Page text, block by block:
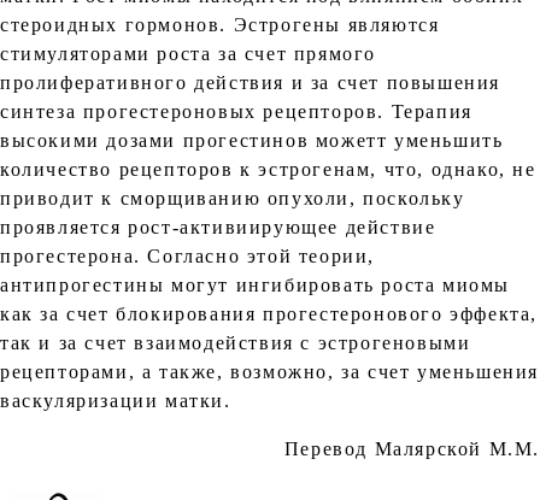
стероидных гормонов. Эстрогены являются
стимуляторами роста за счет прямого
пролиферативного действия и за счет повышения
синтеза прогестероновых рецепторов. Терапия
высокими дозами прогестинов можетт уменьшить
количество рецепторов к эстрогенам, что, однако, не
приводит к сморщиванию опухоли, поскольку
проявляется рост-активиирующее действие
прогестерона. Согласно этой теории,
антипрогестины могут ингибировать роста миомы
как за счет блокирования прогестеронового эффекта,
так и за счет взаимодействия с эстрогеновыми
рецепторами, а также, возможно, за счет уменьшения
васкуляризации матки.
Перевод Малярской М.М.